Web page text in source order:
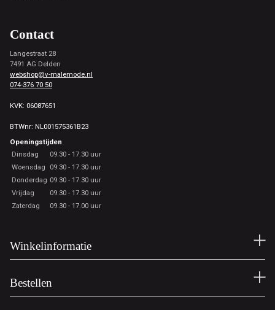
Contact
Langestraat 28
7491 AG Delden
webshop@v-malemode.nl
074-376 70 50
KVK: 06087651
BTWnr: NL001575361B23
Openingstijden
Dinsdag
09.30 - 17.30 uur
Woensdag
09.30 - 17.30 uur
Donderdag 09.30 - 17.30 uur
Vrijdag
09.30 - 17.30 uur
Zaterdag
09.30 - 17.00 uur
Winkelinformatie
Bestellen